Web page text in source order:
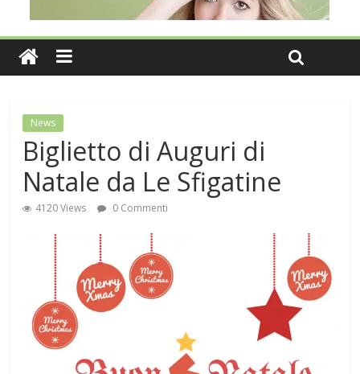
News
Biglietto di Auguri di
Natale da Le Sfigatine
4120 Views 0 Commenti